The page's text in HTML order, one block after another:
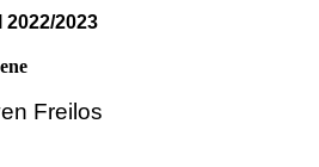
2023
Freilos